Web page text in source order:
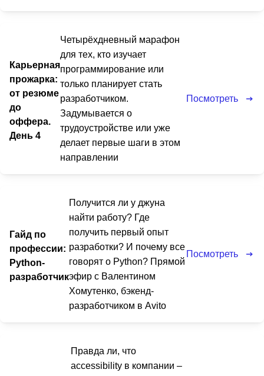
Карьерная
прожарка:
от резюме
до
оффера.
День 4
Четырёхдневный марафон
для тех, кто изучает
программирование или
только планирует стать
разработчиком.
Задумывается о
трудоустройстве или уже
делает первые шаги в этом
направлении
Посмотреть
Гайд по
профессии:
Python-
разработчик
Получится ли у джуна
найти работу? Где
получить первый опыт
разработки? И почему все
говорят о Python? Прямой
эфир с Валентином
Хомутенко, бэкенд-
разработчиком в Avito
Посмотреть
Правда ли, что
accessibility в компании –